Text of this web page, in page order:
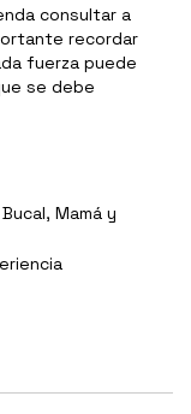
consultar a
recordar
fuerza puede
se debe
Mamá y